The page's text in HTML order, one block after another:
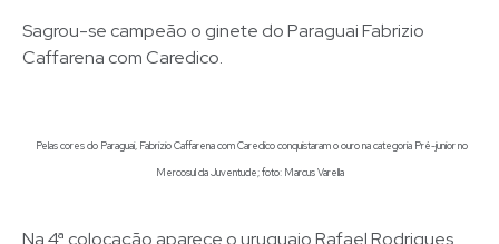
Sagrou-se campeão o ginete do Paraguai Fabrizio
Caffarena com Caredico.
Pelas cores do Paraguai, Fabrizio Caffarena com Caredico conquistaram o ouro na categoria Pré-junior no
Mercosul da Juventude; foto: Marcus Varella
Na 4ª colocação aparece o uruguaio Rafael Rodrigues